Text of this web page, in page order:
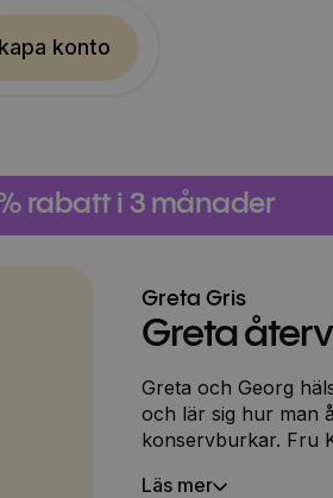
konto
rabatt i 3 månader
Greta Gris
Greta
Greta och Georg
och lär sig hur man
konservburkar. Fru
Läs mer